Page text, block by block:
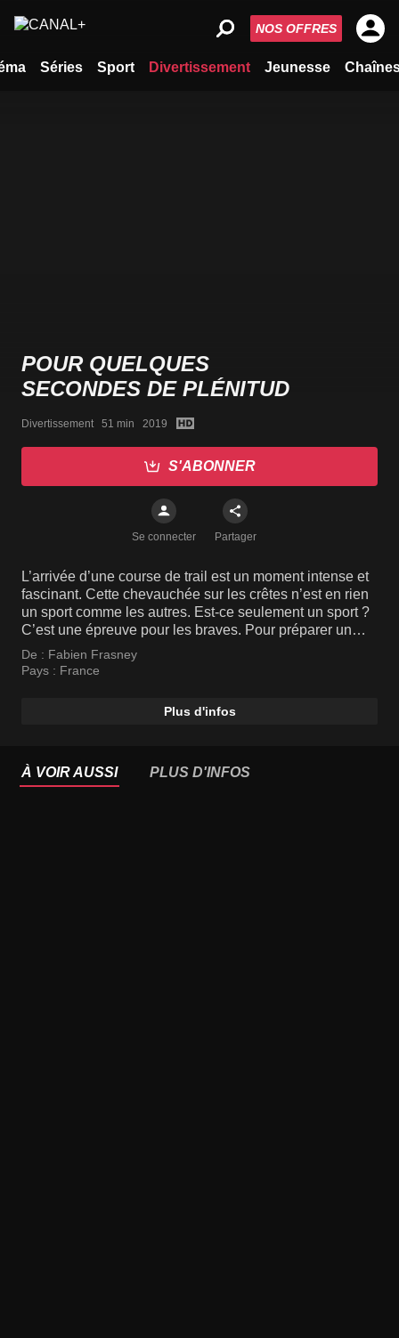
Séries Sport Divertissement Jeunesse
NOS OFFRES
POUR QUELQUES
SECONDES DE PLÉNITUD
Divertissement   51 min   2019
S'ABONNER
Se connecter Partager
L’arrivée d’une course de trail est un moment intense et
fascinant. Cette chevauchée sur les crêtes n’est en rien
un sport comme les autres. Est-ce seulement un sport ?
C’est une épreuve pour les braves. Pour préparer un
trail, il faut s’entrainer ...
De : Fabien Frasney
Pays : France
Plus d'infos
À VOIR AUSSI PLUS D'INFOS